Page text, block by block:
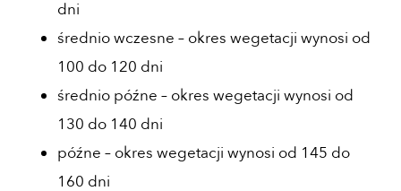
dni
średnio wczesne – okres wegetacji wynosi od
100 do 120 dni
średnio późne – okres wegetacji wynosi od
130 do 140 dni
późne – okres wegetacji wynosi od 145 do
160 dni